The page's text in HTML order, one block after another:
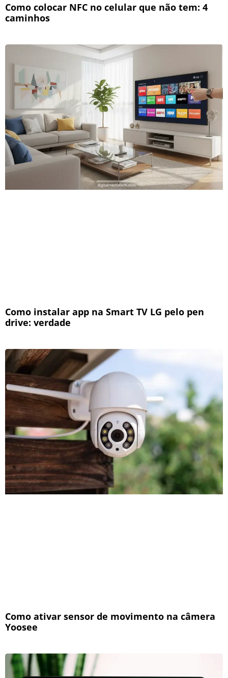
Como colocar NFC no celular que não tem: 4
caminhos
Como instalar app na Smart TV LG pelo pen
drive: verdade
Como ativar sensor de movimento na câmera
Yoosee